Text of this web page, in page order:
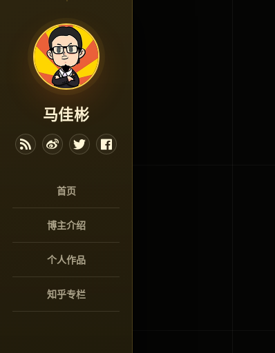
马佳彬
首页
博主介绍
个人作品
知乎专栏